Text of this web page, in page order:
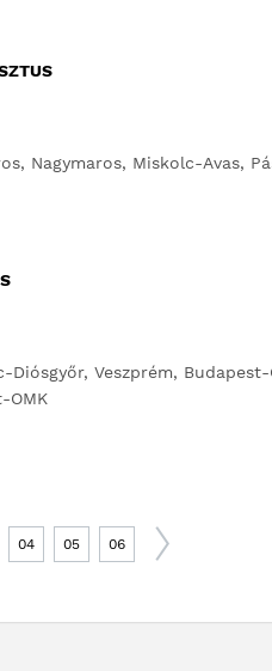
Nagymaros, Miskolc-Avas,
Veszprém, Budapest-
OMK
04 05 06